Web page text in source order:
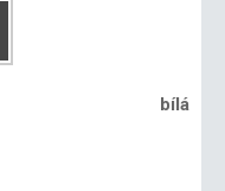
bílá